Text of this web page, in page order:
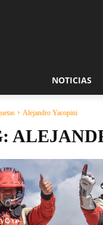
NOTICIAS
Alejandro Yacopini